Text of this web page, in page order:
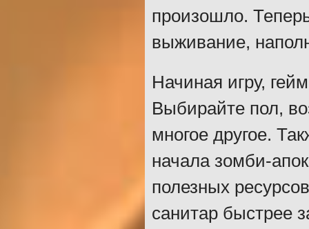
произошло.
выживание,
Начиная игру,
Выбирайте пол,
многое другое.
начала зомби-
полезных
санитар быстрее